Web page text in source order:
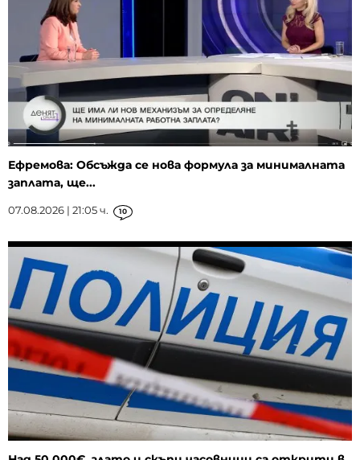
Ефремова: Обсъжда се нова формула за минималната
заплата, ще...
07.08.2026 | 21:05 ч. 10